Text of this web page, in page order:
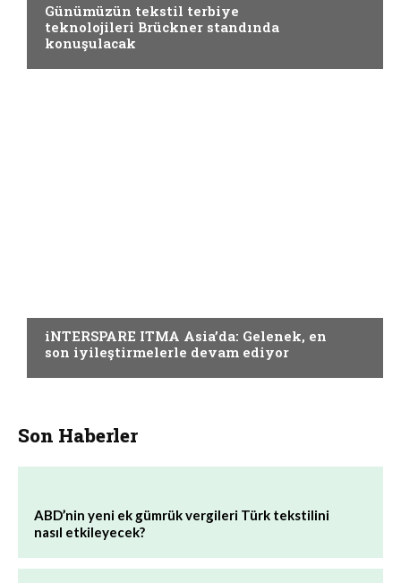
Günümüzün tekstil terbiye
teknolojileri Brückner standında
konuşulacak
iNTERSPARE ITMA Asia’da: Gelenek, en
son iyileştirmelerle devam ediyor
Son Haberler
ABD’nin yeni ek gümrük vergileri Türk tekstilini
nasıl etkileyecek?